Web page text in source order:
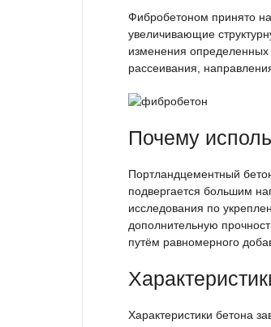
Фибробетоном принято
увеличивающие
изменения определенных
рассеивания,
Почему
Портландцементный
подвергается большим
исследования по
дополнительную
путём равномерного
Характеристики бетона